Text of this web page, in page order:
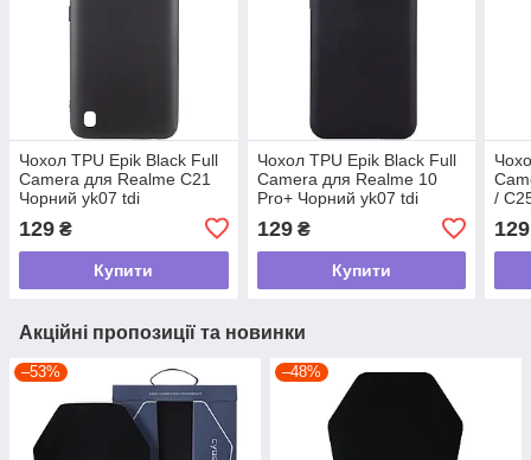
Чохол TPU Epik Black Full
Camera для Realme C21
Чорний yk07 tdi
129 ₴
Купити
Чохол TPU Epik Black Full
Camera для Realme 10
Pro+ Чорний yk07 tdi
129₴
Купити
/
129
Акційні пропозиції та новинки
–53% –48%